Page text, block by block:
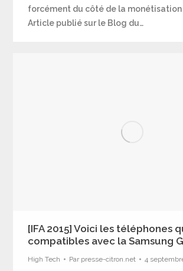
forcément du côté de la monétisation
Article publié sur le Blog du…
[IFA 2015] Voici les téléphones
compatibles avec la Samsung
High Tech Par presse-citron.net 4